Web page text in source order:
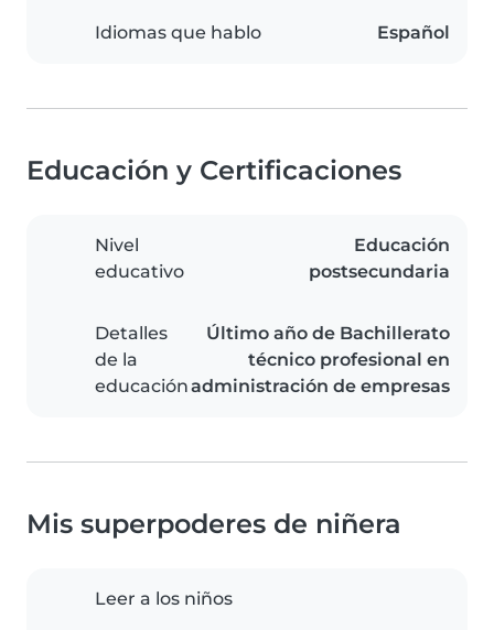
Idiomas que hablo Español
Educación y Certificaciones
Nivel
educativo
Educación
postsecundaria
Detalles
de la
educación
Último año de Bachillerato
técnico profesional en
administración de empresas
Mis superpoderes de niñera
Leer a los niños